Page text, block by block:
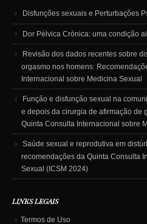
Disfunções sexuais e Perturbações
Dor Pélvica Crónica: uma condição
Revisão dos dados recentes sobre
orgasmo nos homens:
Internacional sobre Medicina Sexual
Função e disfunção sexual na
e depois da cirurgia de afirmação de
Quinta Consulta Internacional sobre
Saúde sexual e reprodutiva em
recomendações da Quinta Consulta
Sexual (ICSM 2024)
LINKS LEGAIS
Termos de Uso